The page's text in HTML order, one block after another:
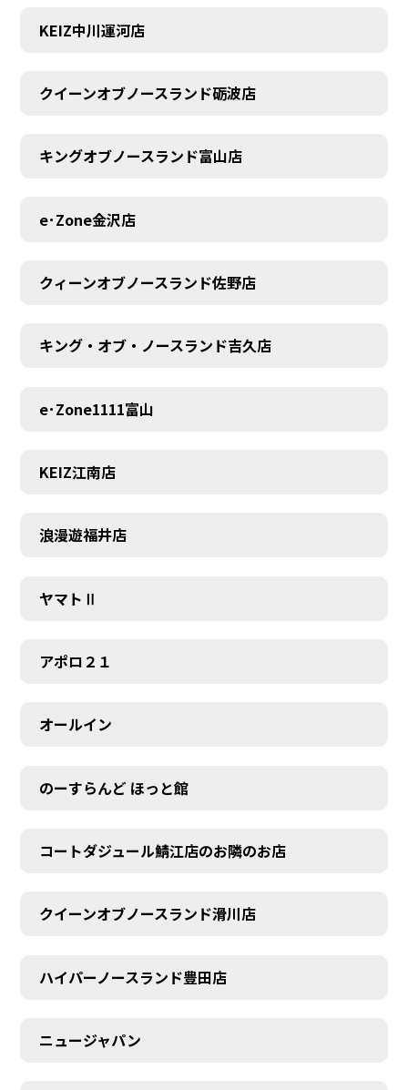
MEMBER
KEIZ中川運河店
クイーンオブノースランド砺波店
キングオブノースランド富山店
e･Zone金沢店
クィーンオブノースランド佐野店
キング・オブ・ノースランド吉久店
e･Zone1111富山
KEIZ江南店
浪漫遊福井店
ヤマトⅡ
アポロ２１
オールイン
のーすらんど ほっと館
コートダジュール鯖江店のお隣のお店
クイーンオブノースランド滑川店
ハイパーノースランド豊田店
ニュージャパン